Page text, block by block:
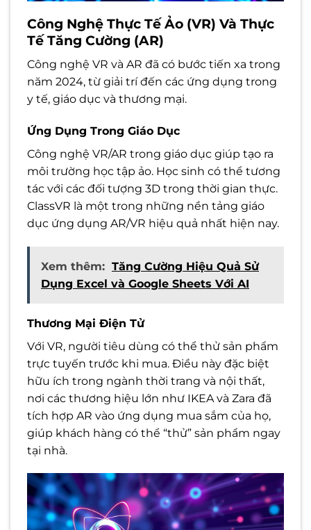
Công Nghệ Thực Tế Ảo (VR) Và Thực
Tế Tăng Cường (AR)
Công nghệ VR và AR đã có bước tiến xa trong
năm 2024, từ giải trí đến các ứng dụng trong
y tế, giáo dục và thương mại.
Ứng Dụng Trong Giáo Dục
Công nghệ VR/AR trong giáo dục giúp tạo ra
môi trường học tập ảo. Học sinh có thể tương
tác với các đối tượng 3D trong thời gian thực.
ClassVR là một trong những nền tảng giáo
dục ứng dụng AR/VR hiệu quả nhất hiện nay.
Xem thêm: Tăng Cường Hiệu Quả Sử
Dụng Excel và Google Sheets Với AI
Thương Mại Điện Tử
Với VR, người tiêu dùng có thể thử sản phẩm
trực tuyến trước khi mua. Điều này đặc biệt
hữu ích trong ngành thời trang và nội thất,
nơi các thương hiệu lớn như IKEA và Zara đã
tích hợp AR vào ứng dụng mua sắm của họ,
giúp khách hàng có thể “thử” sản phẩm ngay
tại nhà.